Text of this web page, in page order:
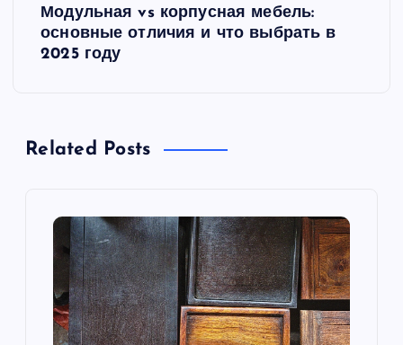
ц
Модульная vs корпусная мебель:
основные отличия и что выбрать в
2025 году
Related Posts